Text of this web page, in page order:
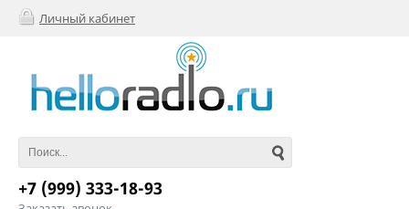
Личный кабинет
+7 (999) 333-18-93